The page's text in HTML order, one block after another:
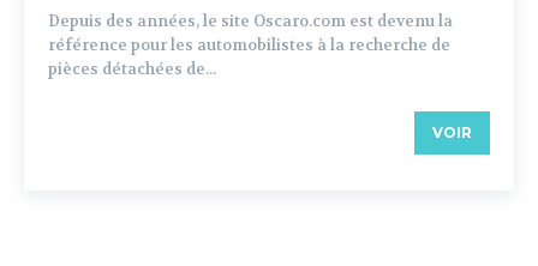
Depuis des années, le site Oscaro.com est devenu la
référence pour les automobilistes à la recherche de
pièces détachées de...
VOIR